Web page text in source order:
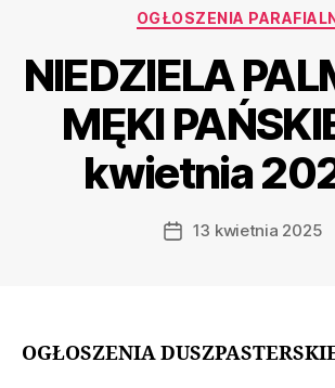
Trójcy
w
Ostrówku
Kategorie
OGŁOSZENIA
NIEDZIELA
MĘKI
kwietnia
Data13 kwietnia 2025
OGŁOSZENIA